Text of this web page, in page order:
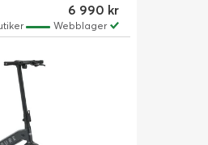
6 990 kr
Webblager